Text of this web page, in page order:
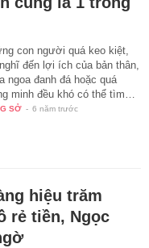
con người quá keo kiệt,
đến lợi ích của bản thân,
ngoa đanh đá hoặc quá
minh đều khó có thể tìm…
SỞ - 6 năm trước
hiệu trăm
rẻ tiền, Ngọc